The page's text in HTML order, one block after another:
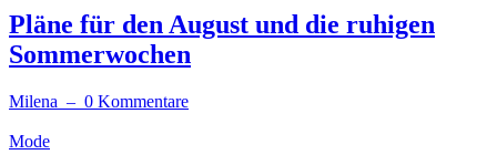
Pläne für den August und die ruhigen
Sommerwochen
Milena – 0 Kommentare
Mode